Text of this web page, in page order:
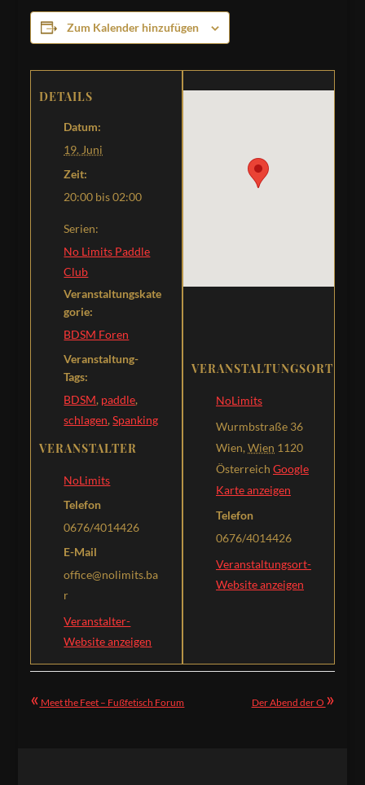
Zum Kalender hinzufügen
DETAILS
Datum:
19. Juni
Zeit:
20:00 bis 02:00
Serien:
No Limits Paddle
Club
Veranstaltungskate
gorie:
BDSM Foren
Veranstaltung-
Tags:
BDSM, paddle,
schlagen,Spanking
VERANSTALTER
NoLimits
Telefon
0676/4014426
E-Mail
office@nolimits.ba
r
Veranstalter-
Website anzeigen
VERANSTALTUNGSORT
NoLimits
Wurmbstraße 36
Wien, Wien 1120
Österreich Google
Karte anzeigen
Telefon
0676/4014426
Veranstaltungsort-
Website anzeigen
« Meet the Feet – Fußfetisch Forum Der Abend der O »